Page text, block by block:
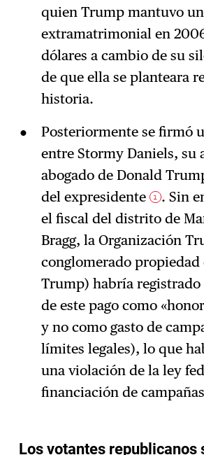
quien Trump mantuvo
extramatrimonial en
dólares a cambio de su
de que ella se planteara
historia.
Posteriormente se firmó
entre Stormy Daniels, su
abogado de Donald
del expresidente
1 . Sin
el fiscal del distrito de
Bragg, la Organización
conglomerado
Trump) habría registrado
de este pago como
y no como gasto de
límites legales), lo que
una violación de la ley
financiación de campañas